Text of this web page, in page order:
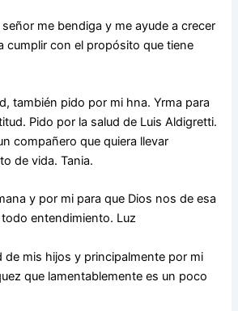
me bendiga y me ayude a crecer
cumplir con el propósito que tiene
también pido por mi hna. Yrma para
Pido por la salud de Luis Aldigretti.
compañero que quiera llevar
de vida. Tania.
y por mi para que Dios nos de esa
entendimiento. Luz
de mis hijos y principalmente por mi
que lamentablemente es un poco